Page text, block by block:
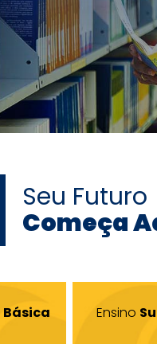
Seu Futuro
Começa
Básica Ensino